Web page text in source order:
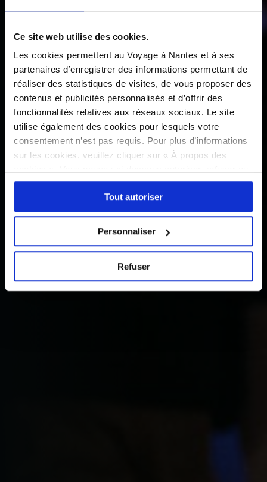
Ce site web utilise des cookies.
Les cookies permettent au Voyage à Nantes et à ses
partenaires d’enregistrer des informations permettant de
réaliser des statistiques de visites, de vous proposer des
contenus et publicités personnalisés et d’offrir des
fonctionnalités relatives aux réseaux sociaux. Le site
utilise également des cookies pour lesquels votre
consentement n’est pas requis. Pour plus d’informations
sur les cookies, veuillez cliquer sur « À propos des
sélectionner les cookies selon les finalités via l'onglet
« Détails ». À tout moment, vous pouvez modifier votre
choix en cliquant sur le lien « Cookies » en bas des
Tout autoriser
Personnaliser
Refuser